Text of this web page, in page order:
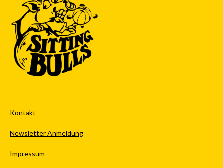
Kontakt
Newsletter Anmeldung
Impressum